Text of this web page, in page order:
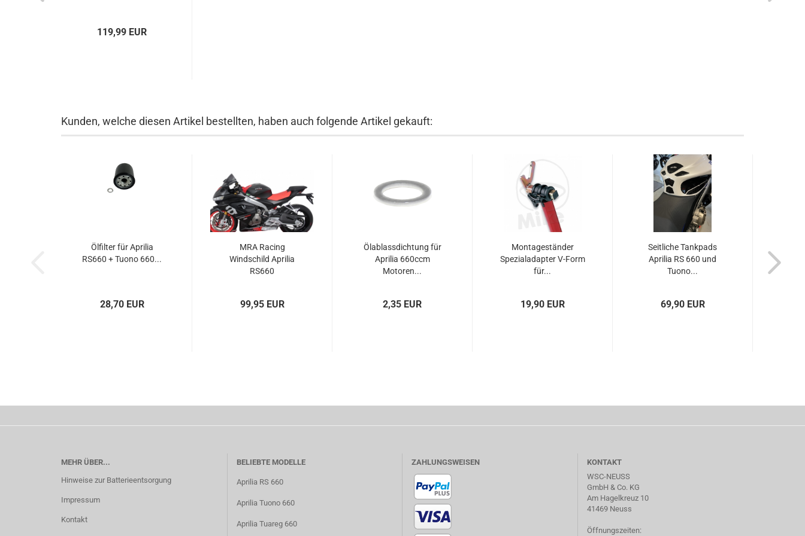
119,99 EUR
Kunden, welche diesen Artikel bestellten, haben auch folgende Artikel gekauft:
Ölfilter für Aprilia
RS660 + Tuono 660...
28,70 EUR
MRA Racing
Windschild Aprilia
RS660
99,95 EUR
Ölablassdichtung für
Aprilia 660ccm
Motoren...
2,35 EUR
Montageständer
Spezialadapter V-Form
für...
19,90 EUR
Seitliche Tankpads
Aprilia RS 660 und
Tuono...
69,90 EUR
MEHR ÜBER...
Hinweise zur Batterieentsorgung
Impressum
Kontakt
BELIEBTE MODELLE
Aprilia RS 660
Aprilia Tuono 660
Aprilia Tuareg 660
ZAHLUNGSWEISEN
KONTAKT
WSC-NEUSS
GmbH & Co. KG
Am Hagelkreuz 10
41469 Neuss
Öffnungszeiten: